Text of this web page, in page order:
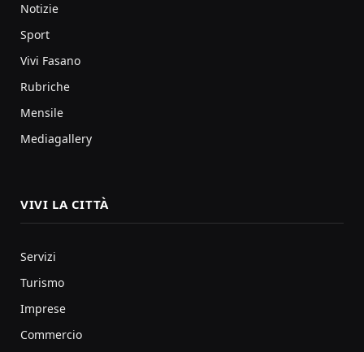
Notizie
Sport
Vivi Fasano
Rubriche
Mensile
Mediagallery
VIVI LA CITTÀ
Servizi
Turismo
Imprese
Commercio